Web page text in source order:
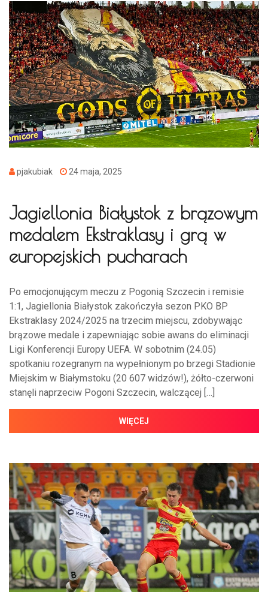
pjakubiak 24 maja, 2025
Jagiellonia Białystok z brązowym
medalem Ekstraklasy i grą w
europejskich pucharach
Po emocjonującym meczu z Pogonią Szczecin i remisie
1:1, Jagiellonia Białystok zakończyła sezon PKO BP
Ekstraklasy 2024/2025 na trzecim miejscu, zdobywając
brązowe medale i zapewniając sobie awans do eliminacji
Ligi Konferencji Europy UEFA. W sobotnim (24.05)
spotkaniu rozegranym na wypełnionym po brzegi Stadionie
Miejskim w Białymstoku (20 607 widzów!), żółto-czerwoni
stanęli naprzeciw Pogoni Szczecin, walczącej […]
WIĘCEJ